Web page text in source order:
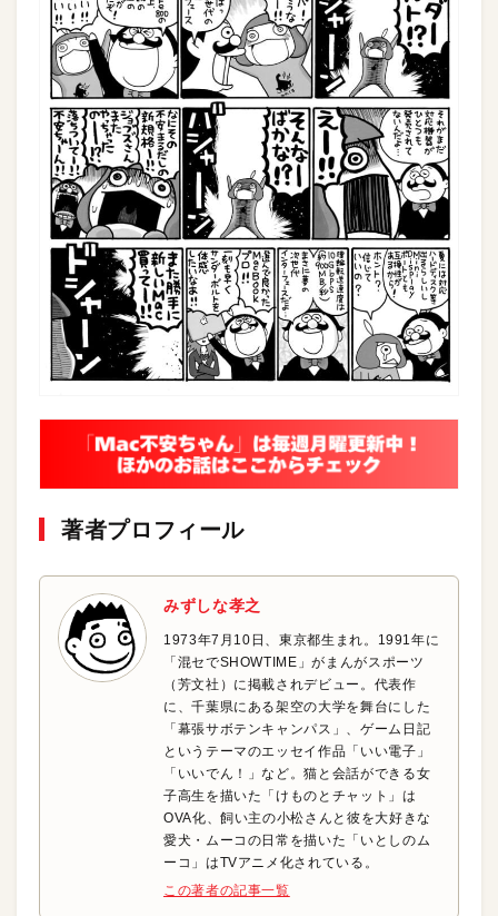
著者プロフィール
みずしな孝之
1973年7月10日、東京都生まれ。1991年に
「混セでSHOWTIME」がまんがスポーツ
（芳文社）に掲載されデビュー。代表作
に、千葉県にある架空の大学を舞台にした
「幕張サボテンキャンパス」、ゲーム日記
というテーマのエッセイ作品「いい電子」
「いいでん！」など。猫と会話ができる女
子高生を描いた「けものとチャット」は
OVA化、飼い主の小松さんと彼を大好きな
愛犬・ムーコの日常を描いた「いとしのム
ーコ」はTVアニメ化されている。
この著者の記事一覧